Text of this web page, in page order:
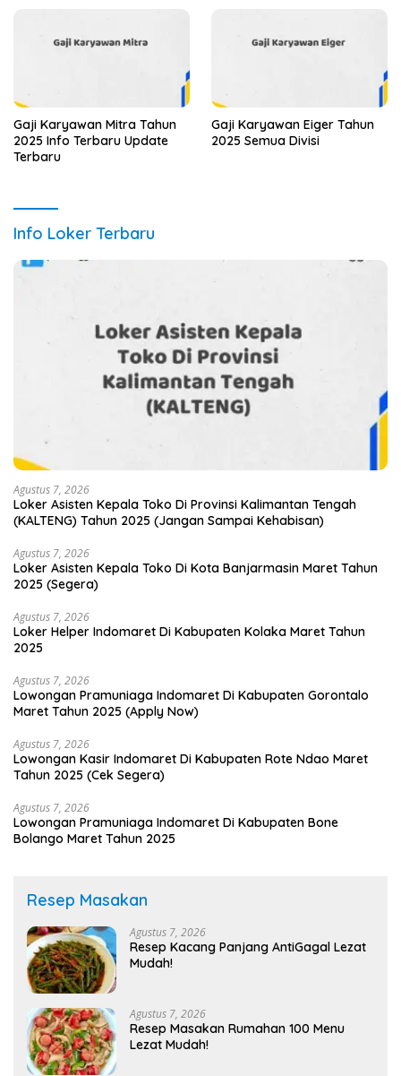
Gaji Karyawan Mitra Tahun
2025 Info Terbaru Update
Terbaru
Gaji Karyawan Eiger Tahun
2025 Semua Divisi
Info Loker Terbaru
Agustus 7, 2026
Loker Asisten Kepala Toko Di Provinsi Kalimantan Tengah
(KALTENG) Tahun 2025 (Jangan Sampai Kehabisan)
Agustus 7, 2026
Loker Asisten Kepala Toko Di Kota Banjarmasin Maret Tahun
2025 (Segera)
Agustus 7, 2026
Loker Helper Indomaret Di Kabupaten Kolaka Maret Tahun
2025
Agustus 7, 2026
Lowongan Pramuniaga Indomaret Di Kabupaten Gorontalo
Maret Tahun 2025 (Apply Now)
Agustus 7, 2026
Lowongan Kasir Indomaret Di Kabupaten Rote Ndao Maret
Tahun 2025 (Cek Segera)
Agustus 7, 2026
Lowongan Pramuniaga Indomaret Di Kabupaten Bone
Bolango Maret Tahun 2025
Resep Masakan
Agustus 7, 2026
Resep Kacang Panjang AntiGagal Lezat
Mudah!
Agustus 7, 2026
Resep Masakan Rumahan 100 Menu
Lezat Mudah!